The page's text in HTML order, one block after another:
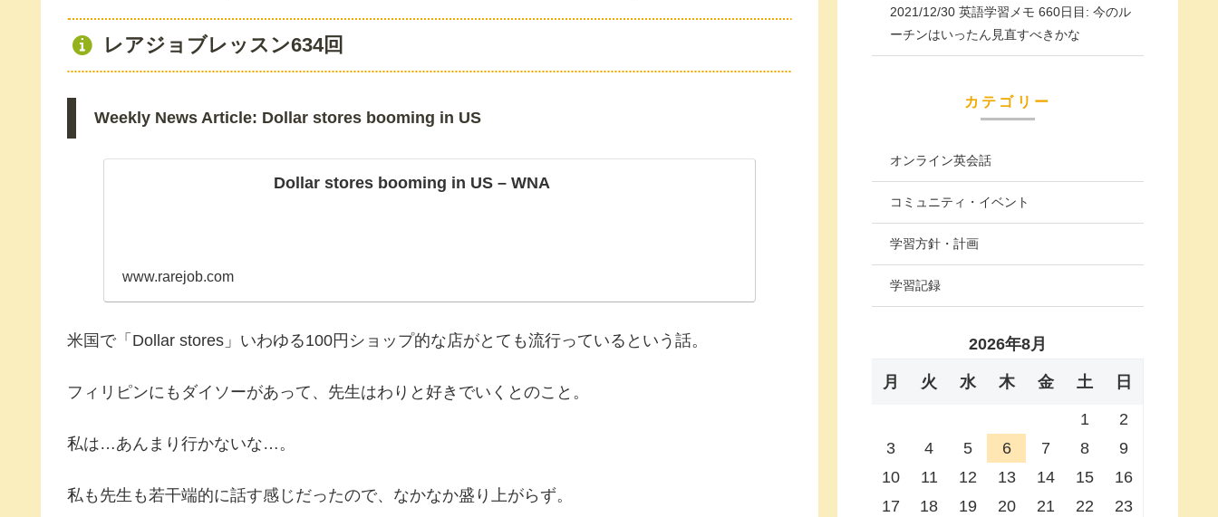
レアジョブレッスン634回
Weekly News Article: Dollar stores booming in US
Dollar stores booming in US – WNA
www.rarejob.com
米国で「Dollar stores」いわゆる100円ショップ的な店がとても流行っているという話。
フィリピンにもダイソーがあって、先生はわりと好きでいくとのこと。
私は…あんまり行かないな…。
私も先生も若干端的に話す感じだったので、なかなか盛り上がらず。
2021/12/30 英語学習メモ 660日目: 今のル
ーチンはいったん見直すべきかな
カテゴリー
オンライン英会話
コミュニティ・イベント
学習方針・計画
学習記録
2026年8月
月 火 水 木 金 土 日
1
2
3
4 5 6 7 8
9
10
11 12 13 14 15
16
17
18 19 20 21 22
23